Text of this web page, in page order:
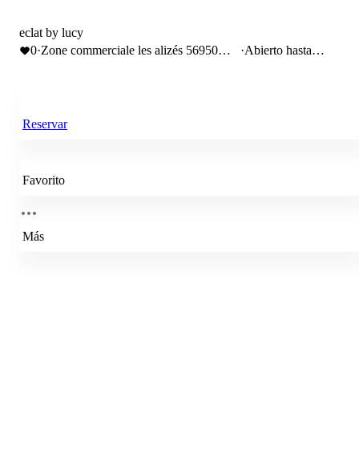
eclat by lucy
0·Zone commerciale les alizés 56950
·Abierto hasta
Reservar
Favorito
Más